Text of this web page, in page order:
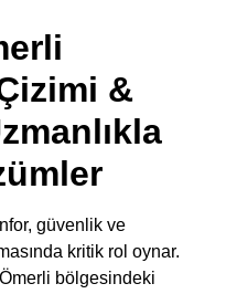
&
güvenlik ve
kritik rol oynar.
bölgesindeki